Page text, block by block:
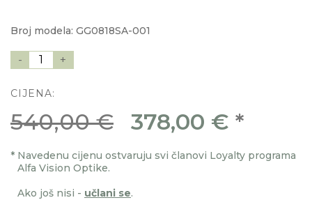
Broj modela: GG0818SA-001
- 1 +
CIJENA:
540,00 € 378,00 € *
* Navedenu cijenu ostvaruju svi članovi Loyalty programa
Alfa Vision Optike.
Ako još nisi - učlani se.